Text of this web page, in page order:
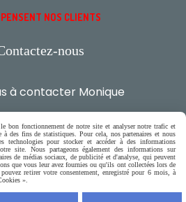
NOS CLIENTS
nous
à contacter Monique
téléphone
message
bon fonctionnement de notre site et analyser notre trafic et
des fins de statistiques. Pour cela, nos partenaires et nous
technologies pour stocker et accéder à des informations
site. Nous partageons également des informations sur
de médias sociaux, de publicité et d'analyse, qui peuvent
que vous leur avez fournies ou qu'ils ont collectées lors de
retirer votre consentement, enregistré pour 6 mois, à
».